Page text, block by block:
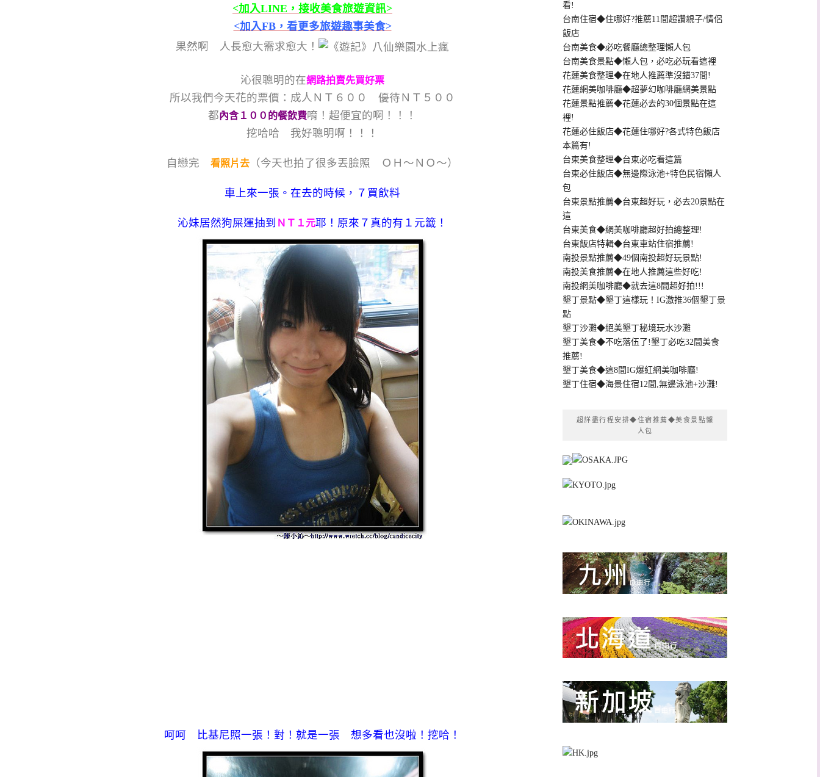
<加入LINE，接收美食旅遊資訊>
<加入FB，看更多旅遊趣事美食>
果然啊 人長愈大需求愈大！
沁很聰明的在網路拍賣先買好票
所以我們今天花的票價：成人ＮＴ６００ 優待ＮＴ５００
都內含１００的餐飲費唷！超便宜的啊！！！
挖哈哈 我好聰明啊！！！
自戀完 看照片去 （今天也拍了很多丟臉照 ＯＨ～ＮＯ～）
車上來一張。在去的時候，７買飲料
沁妹居然狗屎運抽到 ＮＴ１元耶！原來７真的有１元籤！
呵呵 比基尼照一張！對！就是一張 想多看也沒啦！挖哈！
看!
台南住宿◆住哪好?推薦11間超讚親子/情侶
飯店
台南美食◆必吃餐廳總整理懶人包
台南美食景點◆懶人包，必吃必玩看這裡
花蓮美食整理◆在地人推薦準沒錯37間!
花蓮網美咖啡廳◆超夢幻咖啡廳網美景點
花蓮景點推薦◆花蓮必去的30個景點在這
裡!
花蓮必住飯店◆花蓮住哪好?各式特色飯店
本篇有!
台東美食整理◆台東必吃看這篇
台東必住飯店◆無邊際泳池+特色民宿懶人
包
台東景點推薦◆台東超好玩，必去20景點在
這
台東美食◆網美咖啡廳超好拍總整理!
台東飯店特輯◆台東車站住宿推薦!
南投景點推薦◆49個南投超好玩景點!
南投美食推薦◆在地人推薦這些好吃!
南投網美咖啡廳◆就去這8間超好拍!!!
墾丁景點◆墾丁這樣玩！IG激推36個墾丁景
點
墾丁沙灘◆絕美墾丁秘境玩水沙灘
墾丁美食◆不吃落伍了!墾丁必吃32間美食
推薦!
墾丁美食◆這8間IG爆紅網美咖啡廳!
墾丁住宿◆海景住宿12間,無邊泳池+沙灘!
超詳盡行程安排◆住宿推薦◆美食景點懶
人包